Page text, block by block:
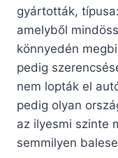
gyártották,
amelyből
könnyedén
pedig
nem lopták el
pedig olyan
az ilyesmi szinte
semmilyen